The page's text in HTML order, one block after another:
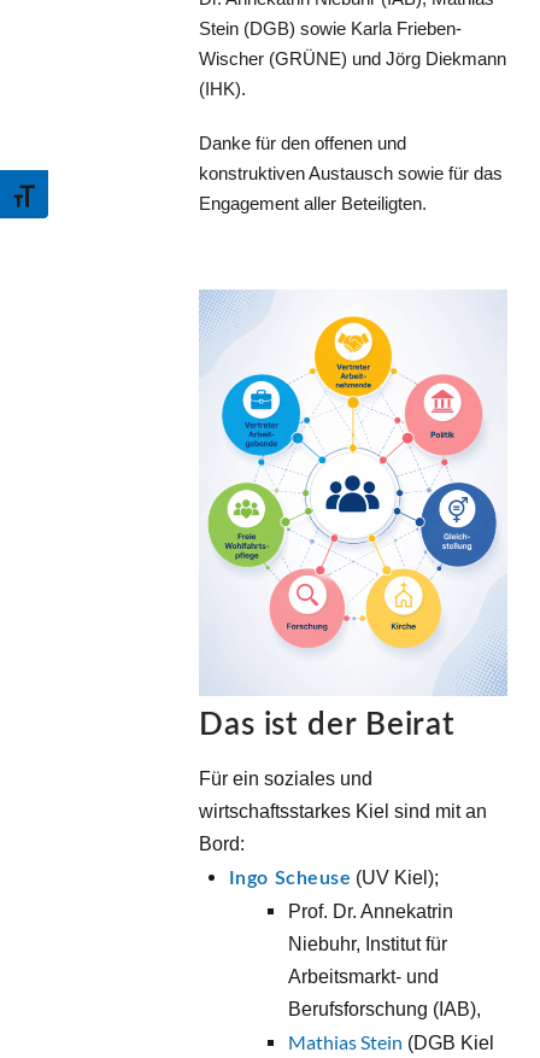
Schrift vergrößern
Stein (DGB) sowie Karla Frieben-
Wischer (GRÜNE) und Jörg Diekmann
(IHK).
Danke für den offenen und
konstruktiven Austausch sowie für das
Engagement aller Beteiligten.
Das ist der Beirat
Für ein soziales und
wirtschaftsstarkes Kiel sind mit an
Bord:
Ingo Scheuse (UV Kiel);
Prof. Dr. Annekatrin
Niebuhr, Institut für
Arbeitsmarkt- und
Berufsforschung (IAB),
Mathias Stein (DGB Kiel